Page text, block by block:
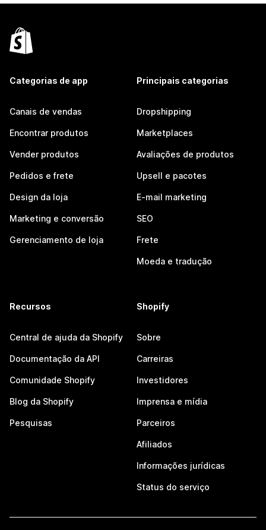
Categorias de app
Canais de vendas
Encontrar produtos
Vender produtos
Pedidos e frete
Design da loja
Marketing e conversão
Gerenciamento de loja
Principais categorias
Dropshipping
Marketplaces
Avaliações de produtos
Upsell e pacotes
E-mail marketing
SEO
Frete
Moeda e tradução
Recursos
Central de ajuda da Shopify
Documentação da API
Comunidade Shopify
Blog da Shopify
Pesquisas
Shopify
Sobre
Carreiras
Investidores
Imprensa e mídia
Parceiros
Afiliados
Informações jurídicas
Status do serviço